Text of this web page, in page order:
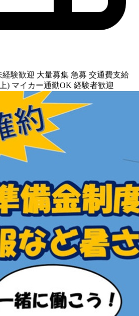
経験歓迎 大量募集 急募 交通費支給
) マイカー通勤OK 経験者歓迎